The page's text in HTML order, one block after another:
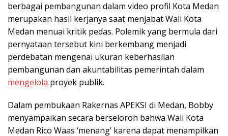
berbagai pembangunan dalam video profil Kota Medan
merupakan hasil kerjanya saat menjabat Wali Kota
Medan menuai kritik pedas. Polemik yang bermula dari
pernyataan tersebut kini berkembang menjadi
perdebatan mengenai ukuran keberhasilan
pembangunan dan akuntabilitas pemerintah dalam
mengelola proyek publik.
Dalam pembukaan Rakernas APEKSI di Medan, Bobby
menyampaikan secara berseloroh bahwa Wali Kota
Medan Rico Waas ‘menang’ karena dapat menampilkan